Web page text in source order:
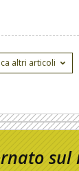
altri articoli
sul